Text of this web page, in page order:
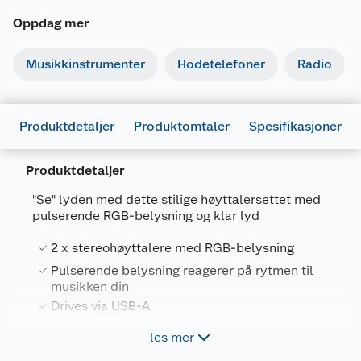
Oppdag mer
Musikkinstrumenter Hodetelefoner Radio
Produktdetaljer Produktomtaler Spesifikasjoner
Produktdetaljer
"Se" lyden med dette stilige høyttalersettet med
pulserende RGB-belysning og klar lyd
2 x stereohøyttalere med RGB-belysning
Pulserende belysning reagerer på rytmen til
musikken din
Drives via USB-A
les mer
Generelt
Artikkelnummer
8713439245875
Leverandørens artikkelnummer